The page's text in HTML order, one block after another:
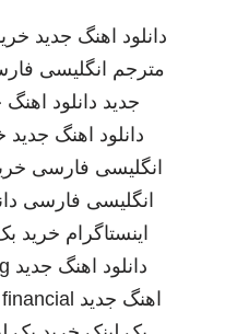
دانلود اهنگ جدید
مترجم انگلیسی
جدید دانلود اهنگ
دانلود اهنگ جدید
انگلیسی فارسی
انگلیسی فارسی
اینستاگرام خرید
دانلود اهنگ جدید
اهنگ جدید